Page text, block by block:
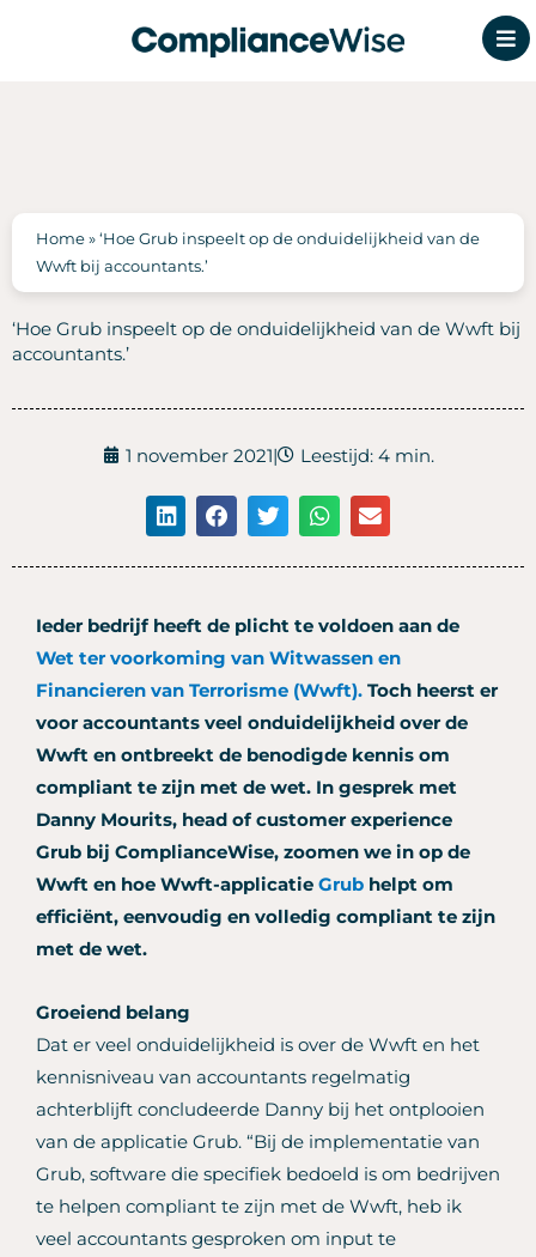
Home » ‘Hoe Grub inspeelt op de onduidelijkheid van de
Wwft bij accountants.’
‘Hoe Grub inspeelt op de onduidelijkheid van de Wwft bij
accountants.’
1 november 2021| Leestijd: 4 min.
Ieder bedrijf heeft de plicht te voldoen aan de
Wet ter voorkoming van Witwassen en
Financieren van Terrorisme (Wwft). Toch heerst er
voor accountants veel onduidelijkheid over de
Wwft en ontbreekt de benodigde kennis om
compliant te zijn met de wet. In gesprek met
Danny Mourits, head of customer experience
Grub bij ComplianceWise, zoomen we in op de
Wwft en hoe Wwft-applicatie Grub helpt om
efficiënt, eenvoudig en volledig compliant te zijn
met de wet.
Groeiend belang
Dat er veel onduidelijkheid is over de Wwft en het
kennisniveau van accountants regelmatig
achterblijft concludeerde Danny bij het ontplooien
van de applicatie Grub. “Bij de implementatie van
Grub, software die specifiek bedoeld is om bedrijven
te helpen compliant te zijn met de Wwft, heb ik
veel accountants gesproken om input te